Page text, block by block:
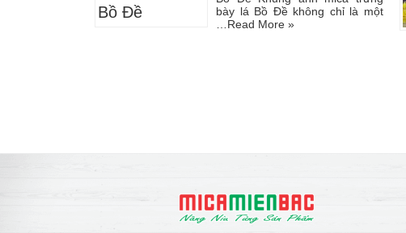
bày lá Bồ Đề không chỉ là một
Read More »